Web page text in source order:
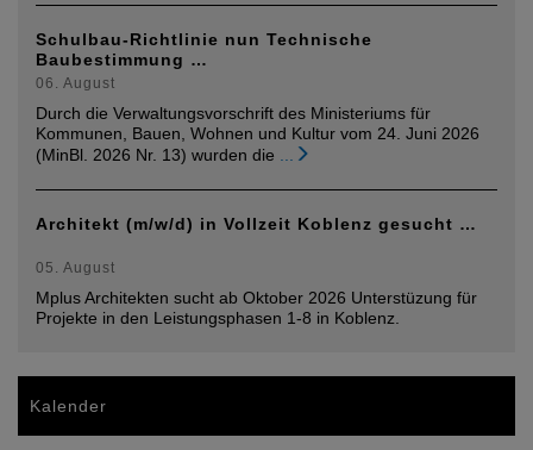
Schulbau-Richtlinie nun Technische
Baubestimmung …
06. August
Durch die Verwaltungsvorschrift des Ministeriums für
Kommunen, Bauen, Wohnen und Kultur vom 24. Juni 2026
(MinBl. 2026 Nr. 13) wurden die
Architekt (m/w/d) in Vollzeit Koblenz gesucht …
05. August
Mplus Architekten sucht ab Oktober 2026 Unterstüzung für
Projekte in den Leistungsphasen 1-8 in Koblenz.
Kalender